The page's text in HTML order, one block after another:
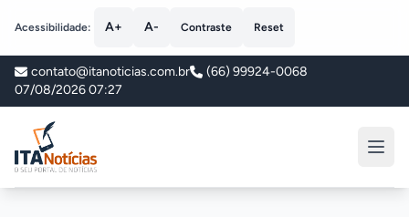
Acessibilidade: A+ A- Contraste Reset
contato@itanoticias.com.br
(66) 99924-0068
07/08/2026 07:27
ITA Notícias